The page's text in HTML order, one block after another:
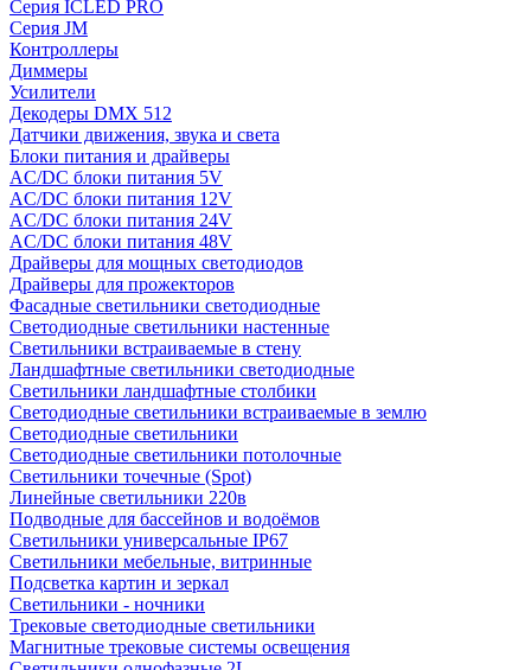
Серия ICLED PRO
Серия JM
Контроллеры
Диммеры
Усилители
Декодеры DMX 512
Датчики движения, звука и света
Блоки питания и драйверы
AC/DC блоки питания 5V
AC/DC блоки питания 12V
AC/DC блоки питания 24V
AC/DC блоки питания 48V
Драйверы для мощных светодиодов
Драйверы для прожекторов
Фасадные светильники светодиодные
Светодиодные светильники настенные
Светильники встраиваемые в стену
Ландшафтные светильники светодиодные
Светильники ландшафтные столбики
Светодиодные светильники встраиваемые в землю
Светодиодные светильники
Светодиодные светильники потолочные
Светильники точечные (Spot)
Линейные светильники 220в
Подводные для бассейнов и водоёмов
Светильники универсальные IP67
Светильники мебельные, витринные
Подсветка картин и зеркал
Светильники - ночники
Трековые светодиодные светильники
Магнитные трековые системы освещения